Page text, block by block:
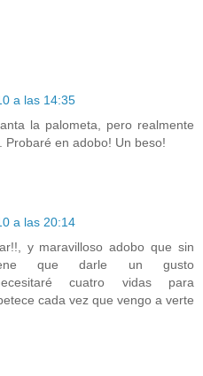
a las 14:35
la palometa, pero realmente
Probaré en adobo! Un beso!
a las 20:14
y maravilloso adobo que sin
que darle un gusto
cuatro vidas para
cada vez que vengo a verte